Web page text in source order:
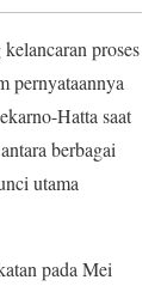
proses
pernyataannya
Hatta saat
berbagai
utama
pada Mei